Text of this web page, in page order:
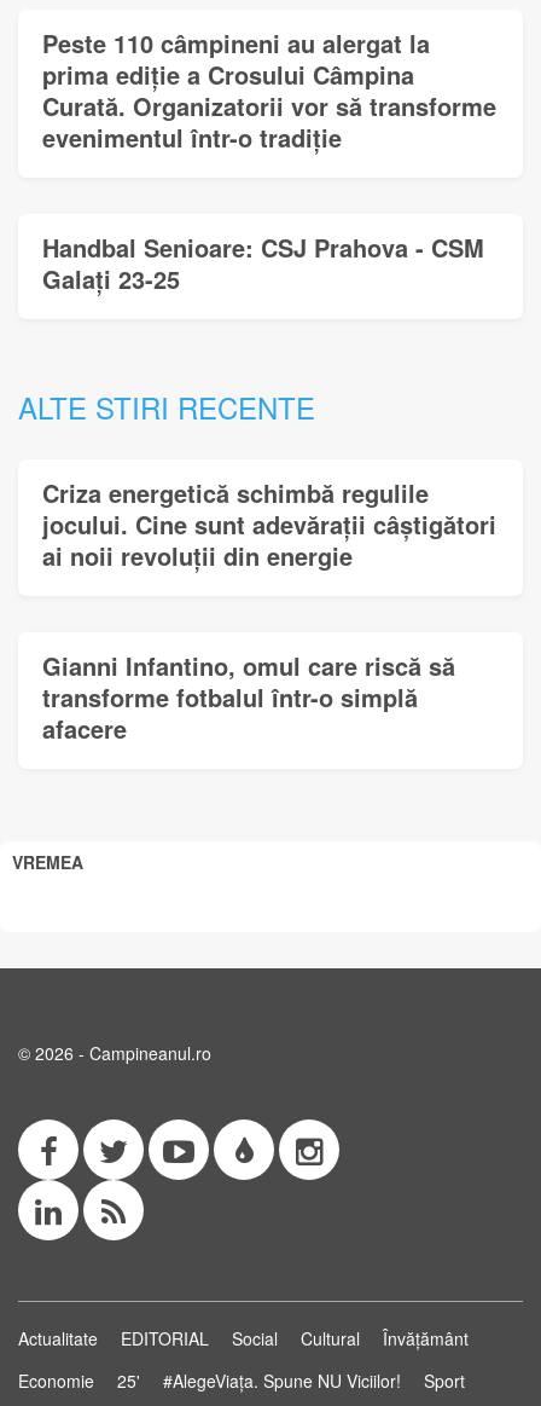
Peste 110 câmpineni au alergat la
prima ediție a Crosului Câmpina
Curată. Organizatorii vor să transforme
evenimentul într-o tradiție
Handbal Senioare: CSJ Prahova - CSM
Galați 23-25
ALTE STIRI RECENTE
Criza energetică schimbă regulile
jocului. Cine sunt adevărații câștigători
ai noii revoluții din energie
Gianni Infantino, omul care riscă să
transforme fotbalul într-o simplă
afacere
VREMEA
© 2026 - Campineanul.ro
Actualitate EDITORIAL Social Cultural
Învățământ
Economie
25' #AlegeViața. Spune NU Viciilor! Sport